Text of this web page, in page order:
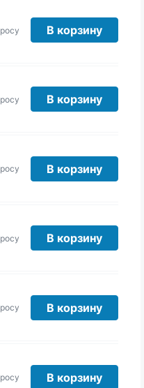
В корзину
В корзину
В корзину
В корзину
В корзину
В корзину